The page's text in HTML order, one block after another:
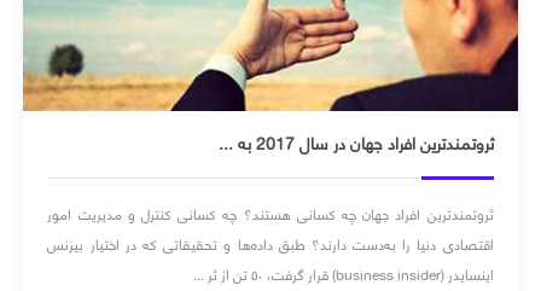
ثروتمندترین افراد جهان در سال 2017 به ...
ثروتمندترین افراد جهان چه کسانی هستند؟ چه کسانی کنترل و مدیریت امور
اقتصادی دنیا را به‌دست دارند؟ طبق داده‌ها و تحقیقاتی که در اختیار بیزنس
اینسایدر (business insider) قرار گرفت، ۵۰ تن از ثر ...